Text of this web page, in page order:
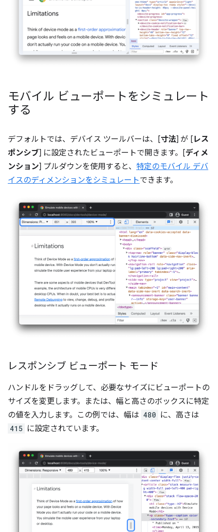
モバイル ビューポートをシミュレート
する
デフォルトでは、デバイス ツールバーは、[寸法] が [ レス
ポンシブ] に設定されたビューポートで開きます。[ディメ
ンション] プルダウンを使用すると、 特定のモバイル デバ
イスのディメンションをシミュレートできます。
レスポンシブ ビューポート モード
ハンドルをドラッグして、必要なサイズにビューポートの
サイズを変更します。または、幅と高さのボックスに特定
の値を入力します。この例では、幅は 480 に、高さは
415 に設定されています。